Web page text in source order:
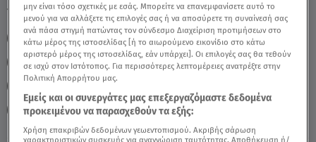
TAGS: ΖΥΓΟΣ ΖΩΔΙΑ ΑΣΗ ΜΠΗΛΙΟΥ
ΖΩΔΙΑ ΑΣΗ ΜΠΗΛΙΟΥ
ΖΩΔΙΑ 2024
ΑΣΤΡΟΛΟΓΙΚΕΣ ΠΡΟΒΛΕΨΕΙΣ
ΠΡΟΒΛΕΨΕΙΣ 2024
ΕΤΗΣΙΕΣ ΠΡΟΒΛΕΨΕΙΣ
STARS SYSTEM
μην είναι τόσο σχετικές με εσάς. Μπορείτε να επανεμφανίσετε αυτό το
μενού για να αλλάξετε τις επιλογές σας ή να αποσύρετε τη συναίνεσή σας
ανά πάσα στιγμή πατώντας τον σύνδεσμο Διαχείριση προτιμήσεων στο
κάτω μέρος της ιστοσελίδας [ή το αιωρούμενο εικονίδιο στο κάτω
αριστερό μέρος της ιστοσελίδας, εάν υπάρχει]. Οι επιλογές σας θα τεθούν
σε ισχύ στον Ιστότοπος. Για περισσότερες λεπτομέρειες ανατρέξτε στην
Πολιτική Απορρήτου μας.
Εμείς και οι συνεργάτες μας επεξεργαζόμαστε δεδομένα
προκειμένου να παρασχεθούν τα εξής:
Χρήση επακριβών δεδομένων γεωεντοπισμού. Ακριβής σάρωση
χαρακτηριστικών συσκευής για αναγνώριση ταυτότητας. Αποθήκευση ή/